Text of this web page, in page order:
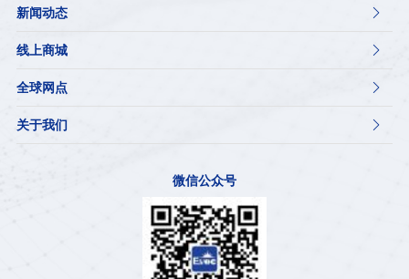
新闻动态 
线上商城 
全球网点 
关于我们 
微信公众号